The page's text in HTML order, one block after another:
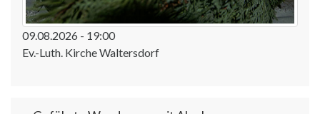
09.08.2026 - 19:00
Ev.-Luth. Kirche Waltersdorf